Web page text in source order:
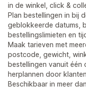
in de winkel, click &
Plan bestellingen in bij
geblokkeerde datums,
bestellingslimieten en
Maak tarieven met
postcode, gewicht,
bestellingen vanuit één
herplannen door
Beschikbaar in meer